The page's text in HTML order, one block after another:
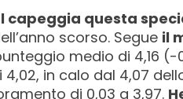
capeggia questa
scorso. Segue il
medio di 4,16 (-
4,02, in calo dal 4,07
di 0,03 a 3,97.